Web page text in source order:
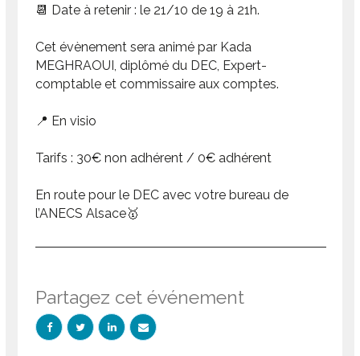
📆 Date à retenir : le 21/10 de 19 à 21h.
Cet évènement sera animé par Kada
MEGHRAOUI, diplômé du DEC, Expert-
comptable et commissaire aux comptes.
📍 En visio
Tarifs : 30€ non adhérent / 0€ adhérent
En route pour le DEC avec votre bureau de
l’ANECS Alsace🥇
Partagez cet événement